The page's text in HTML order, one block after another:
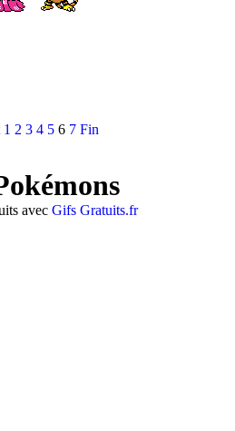
1 2 3 4 5 6 7 Fin
avec Gifs Gratuits.fr